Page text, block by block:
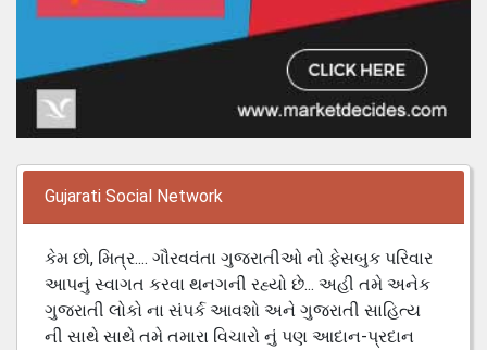
Gujarati Social Network
કેમ છો, મિત્ર.... ગૌરવવંતા ગુજરાતીઓ નો ફેસબુક પરિવાર
આપનું સ્વાગત કરવા થનગની રહ્યો છે... અહી તમે અનેક
ગુજરાતી લોકો ના સંપર્ક આવશો અને ગુજરાતી સાહિત્ય
ની સાથે સાથે તમે તમારા વિચારો નું પણ આદાન-પ્રદાન